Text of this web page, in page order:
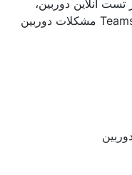
تست آنلاین دوربین،